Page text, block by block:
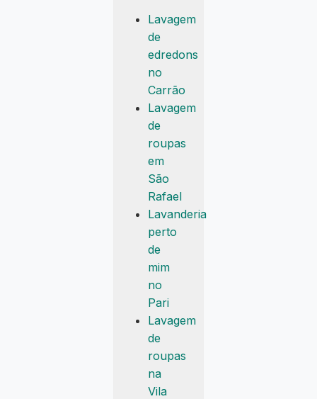
Lavagem
de
edredons
no
Carrão
Lavagem
de
roupas
em
São
Rafael
Lavanderia
perto
de
mim
no
Pari
Lavagem
de
roupas
na
Vila